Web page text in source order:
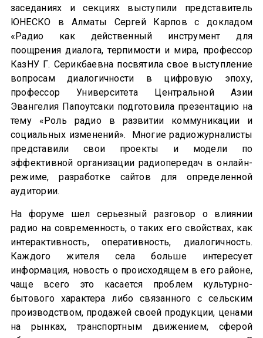
заседаниях и секциях выступили представитель
ЮНЕСКО в Алматы Сергей Карпов с докладом
«Радио как действенный инструмент для
поощрения диалога, терпимости и мира, профессор
КазНУ Г. Серикбаевна посвятила свое выступление
вопросам диалогичности в цифровую эпоху,
профессор Университета Центральной Азии
Эвангелия Папоутсаки подготовила презентацию на
тему «Роль радио в развитии коммуникации и
социальных изменений». Многие радиожурналисты
представили свои проекты и модели по
эффективной организации радиопередач в онлайн-
режиме, разработке сайтов для определенной
аудитории.
На форуме шел серьезный разговор о влиянии
радио на современность, о таких его свойствах, как
интерактивность, оперативность, диалогичность.
Каждого жителя села больше интересует
информация, новость о происходящем в его районе,
чаще всего это касается проблем культурно-
бытового характера либо связанного с сельским
производством, продажей своей продукции, ценами
на рынках, транспортным движением, сферой